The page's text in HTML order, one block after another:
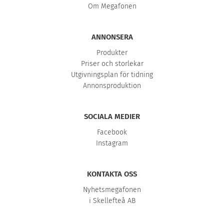
Om Megafonen
ANNONSERA
Produkter
Priser och storlekar
Utgivningsplan för tidning
Annonsproduktion
SOCIALA MEDIER
Facebook
Instagram
KONTAKTA OSS
Nyhetsmegafonen
i Skellefteå AB